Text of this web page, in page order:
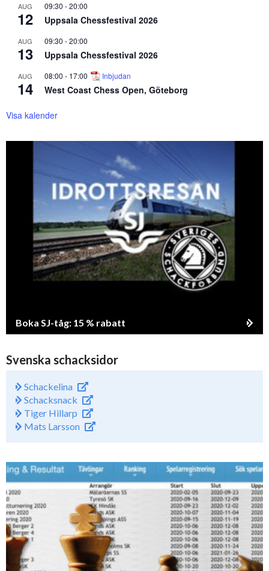
AUG
12
09:30 -20:00
Uppsala Chessfestival 2026
AUG
13
09:30 -20:00
Uppsala Chessfestival 2026
AUG
14
08:00 - 17:00 Inbjudan
West Coast Chess Open, Göteborg
Visa kalender
Boka SJ-tåg: 15 % rabatt
Svenska schacksidor
Schackelina
Schacksnack
Tiger Hillarp
Mats Larsson